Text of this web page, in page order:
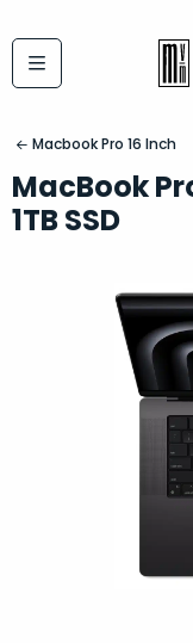
Macbook Pro 16 Inch
MacBook
1TB SSD
Bij
koop
je
altijd
in
Labels:
kies
de
Mac